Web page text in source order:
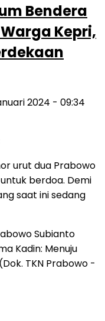
Bendera
Kepri,
2024 - 09:34
urut dua Prabowo
berdoa. Demi
saat ini sedang